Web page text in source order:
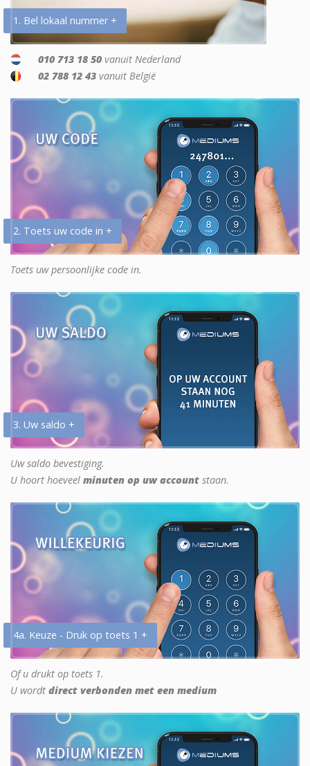
1. Bel lokaal nummer +
010 713 18 50 vanuit Nederland
02 788 12 43 vanuit België
2. Toets uw code in +
Toets uw persoonlijke code in.
3. Uw saldo +
Uw saldo bevestiging.
U hoort hoeveel minuten op uw account staan.
4a. Keuze - Druk op toets 1 +
Of u drukt op toets 1.
U wordt direct verbonden met een medium